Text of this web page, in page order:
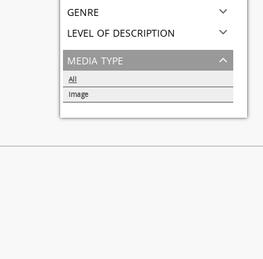
genre
level of description
media type
All
Image